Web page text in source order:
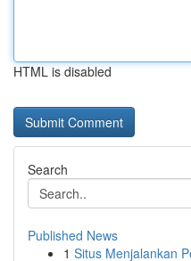
HTML is disabled
Search
Published News
1 Situs Menjalankan